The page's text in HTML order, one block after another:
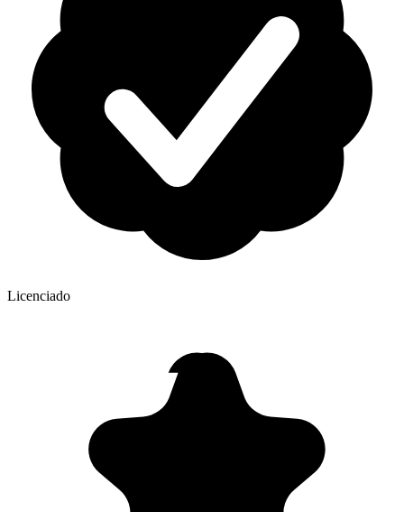
Licenciado